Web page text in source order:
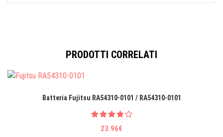
PRODOTTI CORRELATI
Batteria Fujitsu RA54310-0101 / RA54310-0101
23.96€